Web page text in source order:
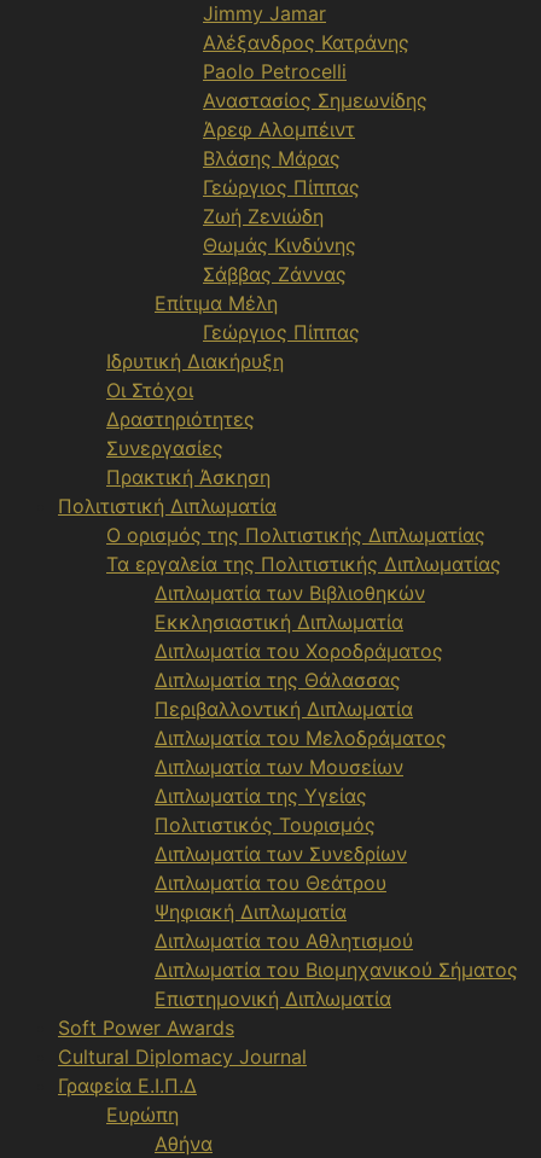
Jimmy Jamar
Αλέξανδρος Κατράνης
Paolo Petrocelli
Αναστασίος Σημεωνίδης
Άρεφ Αλομπέιντ
Βλάσης Μάρας
Γεώργιος Πίππας
Ζωή Ζενιώδη
Θωμάς Κινδύνης
Σάββας Ζάννας
Επίτιμα Μέλη
Γεώργιος Πίππας
Ιδρυτική Διακήρυξη
Οι Στόχοι
Δραστηριότητες
Συνεργασίες
Πρακτική Άσκηση
Πολιτιστική Διπλωματία
Ο ορισμός της Πολιτιστικής Διπλωματίας
Τα εργαλεία της Πολιτιστικής Διπλωματίας
Διπλωματία των Βιβλιοθηκών
Εκκλησιαστική Διπλωματία
Διπλωματία του Χοροδράματος
Διπλωματία της Θάλασσας
Περιβαλλοντική Διπλωματία
Διπλωματία του Μελοδράματος
Διπλωματία των Μουσείων
Διπλωματία της Υγείας
Πολιτιστικός Τουρισμός
Διπλωματία των Συνεδρίων
Διπλωματία του Θεάτρου
Ψηφιακή Διπλωματία
Διπλωματία του Αθλητισμού
Διπλωματία του Βιομηχανικού Σήματος
Επιστημονική Διπλωματία
Soft Power Awards
Cultural Diplomacy Journal
Γραφεία Ε.Ι.Π.Δ
Ευρώπη
Αθήνα